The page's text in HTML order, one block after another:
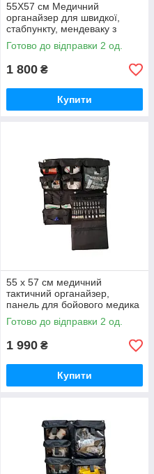
55Х57 см Медичний
органайзер для швидкої,
стабпункту, мендеваку з
прозорими кишенями V6
Стохід
Готово до відправки 2 од.
1 800 ₴
Купити
55 х 57 см медичний
тактичний органайзер,
панель для бойового медика
з прозорими кишенями
Варіант 7 Стохід
Готово до відправки 2 од.
1 990 ₴
Купити